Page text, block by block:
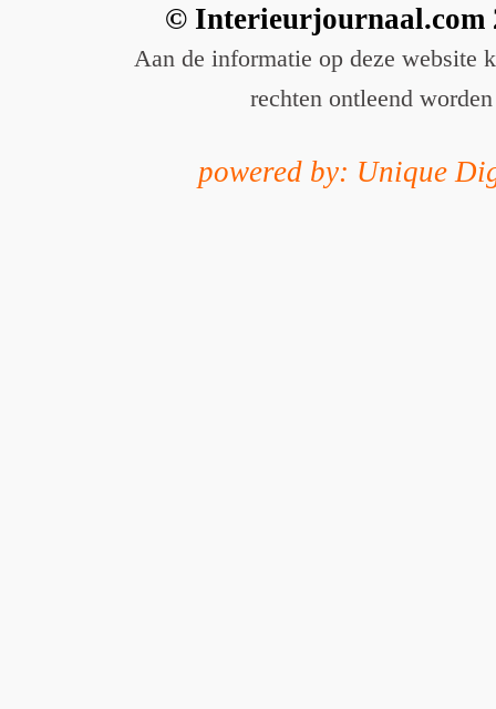
© Interieurjournaal.com
Aan de informatie op deze website
rechten ontleend worden
powered by: Unique